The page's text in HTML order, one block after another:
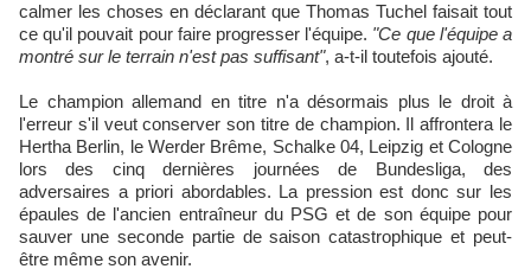
calmer les choses en déclarant que Thomas Tuchel faisait tout
ce qu'il pouvait pour faire progresser l'équipe. "Ce que l'équipe a
montré sur le terrain n'est pas suffisant", a-t-il toutefois ajouté.
Le champion allemand en titre n'a désormais plus le droit à
l'erreur s'il veut conserver son titre de champion. Il affrontera le
Hertha Berlin, le Werder Brême, Schalke 04, Leipzig et Cologne
lors des cinq dernières journées de Bundesliga, des
adversaires a priori abordables. La pression est donc sur les
épaules de l'ancien entraîneur du PSG et de son équipe pour
sauver une seconde partie de saison catastrophique et peut-
être même son avenir.